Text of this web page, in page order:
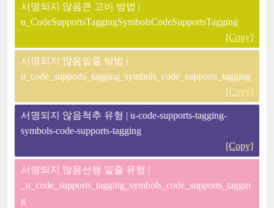
서명되지 않음큰 고비 방법 |
u_CodeSupportsTaggingSymbolsCodeSupportsTagging
[Copy]
서명되지 않음밑줄 방법 |
u_code_supports_tagging_symbols_code_supports_tagging
[Copy]
서명되지 않음척추 유형 | u-code-supports-tagging-
symbols-code-supports-tagging
[Copy]
서명되지 않음선행 밑줄 유형 |
_u_code_supports_tagging_symbols_code_supports_taggin
g